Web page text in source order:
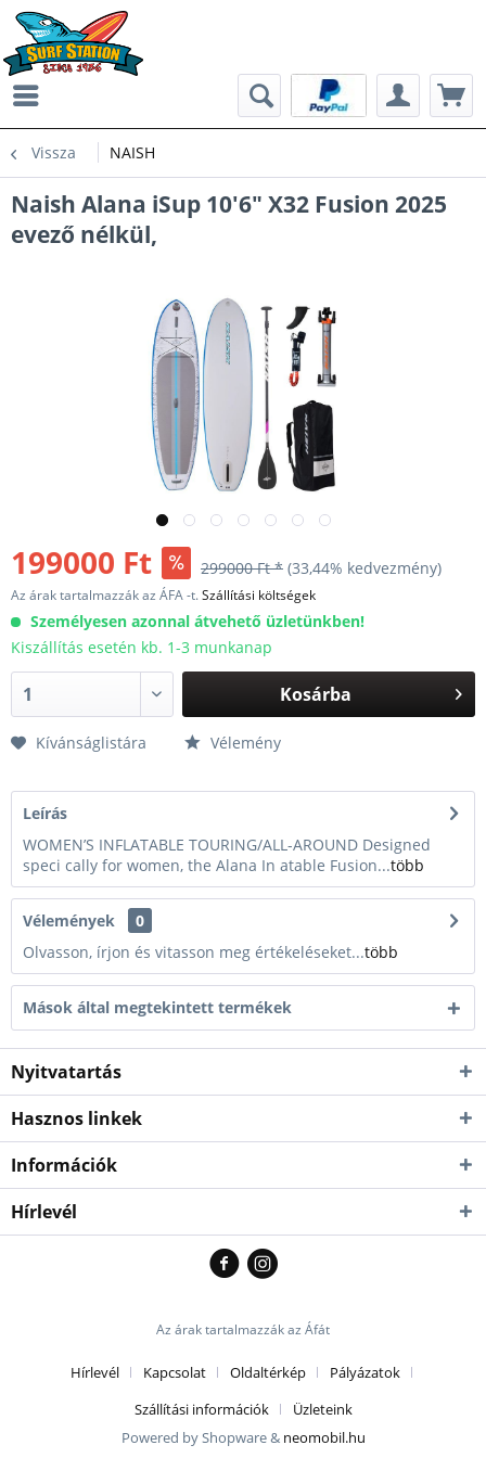
Vissza NAISH
Naish Alana iSup 10'6" X32 Fusion 2025
evező nélkül,
199000 Ft 299000 Ft * (33,44% kedvezmény)
Az árak tartalmazzák az ÁFA -t.Szállítási költségek
Személyesen azonnal átvehető üzletünkben!
Kiszállítás esetén kb. 1-3 munkanap
Kosárba
Kívánságlistára Vélemény
Leírás
WOMEN’S INFLATABLE TOURING/ALL-AROUND Designed
speci cally for women, the Alana In atable Fusion...több
Vélemények
0
Olvasson, írjon és vitasson meg értékeléseket...több
Mások által megtekintett termékek
Nyitvatartás
Hasznos linkek
Információk
Hírlevél
Az árak tartalmazzák az Áfát
Hírlevél Kapcsolat Oldaltérkép
Pályázatok
Szállítási információk
Üzleteink
Powered by Shopware & neomobil.hu